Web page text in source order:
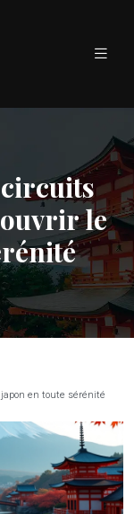
circuits
le
en toute sérénité